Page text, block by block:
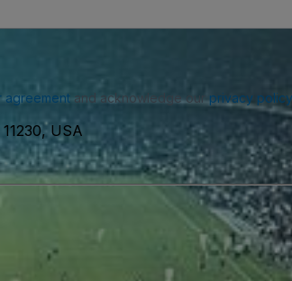
agreementand acknowledge our privacy policy
USA